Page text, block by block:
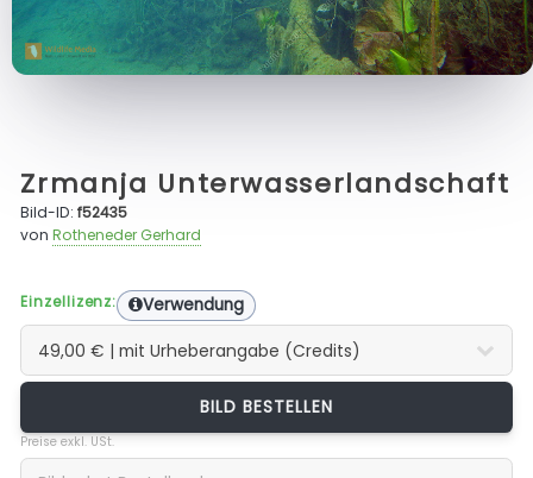
Zrmanja Unterwasserlandschaft
Bild-ID:f52435
vonRotheneder Gerhard
Einzellizenz: Verwendung
BILD BESTELLEN
Preise exkl. USt.